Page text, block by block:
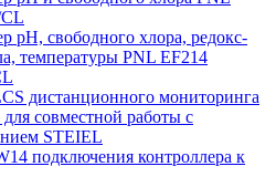
рН, свободного хлора, редокс-
температуры PNL EF214
дистанционного мониторинга
для совместной работы с
STEIEL
подключения контроллера к